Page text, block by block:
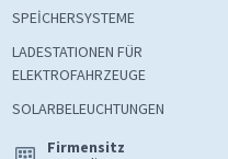
SPEİCHERSYSTEME
LADESTATIONEN FÜR
ELEKTROFAHRZEUGE
SOLARBELEUCHTUNGEN
Firmensitz